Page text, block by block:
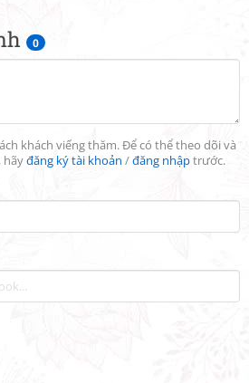
0
khách viếng thăm. Để có thể theo dõi và
hãyđăng ký tài khoản /đăng nhậptrước.